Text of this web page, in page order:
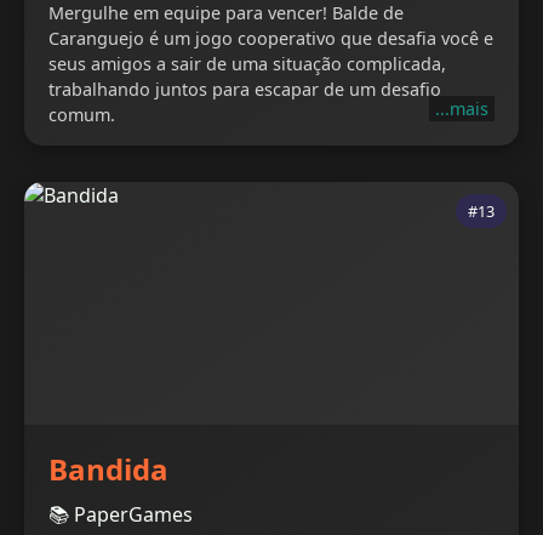
Mergulhe em equipe para vencer! Balde de
Caranguejo é um jogo cooperativo que desafia você e
seus amigos a sair de uma situação complicada,
trabalhando juntos para escapar de um desafio
comum.
...mais
#13
Bandida
📚 PaperGames